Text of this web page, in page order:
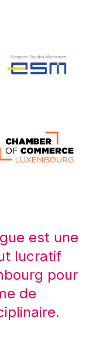
est une
lucratif
pour
de